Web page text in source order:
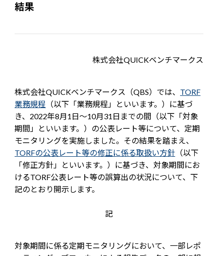
結果
株式会社QUICKベンチマークス
株式会社QUICKベンチマークス（QBS）では、 TORF
業務規程 （以下「業務規程」といいます。）に基づ
き、2022年8月1日～10月31日までの間（以下「対象
期間」といいます。）の公表レート等について、定期
モニタリングを実施しました。その結果を踏まえ、
TORFの公表レート等の修正に係る取扱い方針 （以下
「修正方針」といいます。）に基づき、対象期間にお
けるTORF公表レート等の誤算出の状況について、下
記のとおり開示します。
記
対象期間に係る定期モニタリングにおいて、一部レポ